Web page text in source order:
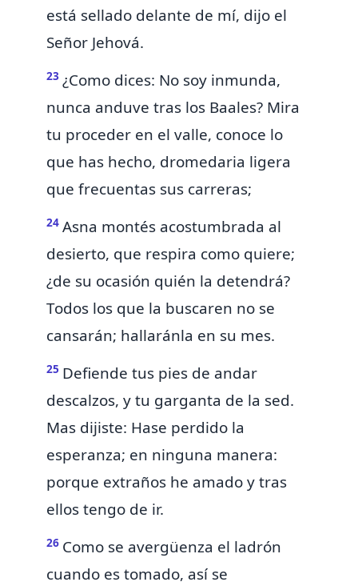
está sellado delante de mí, dijo el
Señor Jehová.
23 ¿Como dices: No soy inmunda,
nunca anduve tras los Baales? Mira
tu proceder en el valle, conoce lo
que has hecho, dromedaria ligera
que frecuentas sus carreras;
24 Asna montés acostumbrada al
desierto, que respira como quiere;
¿de su ocasión quién la detendrá?
Todos los que la buscaren no se
cansarán; hallaránla en su mes.
25 Defiende tus pies de andar
descalzos, y tu garganta de la sed.
Mas dijiste: Hase perdido la
esperanza; en ninguna manera:
porque extraños he amado y tras
ellos tengo de ir.
26 Como se avergüenza el ladrón
cuando es tomado, así se